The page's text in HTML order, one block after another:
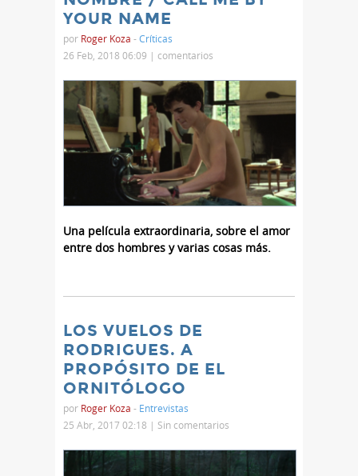
YOUR NAME
por Roger Koza -Críticas
26 Feb, 2018 06:09 | comentarios
Una película extraordinaria, sobre el amor
entre dos hombres y varias cosas más.
LOS VUELOS DE
RODRIGUES. A
PROPÓSITO DE EL
ORNITÓLOGO
por Roger Koza - Entrevistas
25 Abr, 2017 02:18 | Sin comentarios